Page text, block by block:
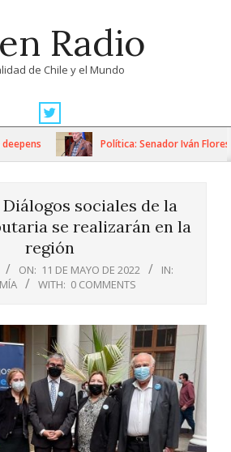
Radio
de Chile y el Mundo
Política: Senador Iván Flores
Diálogos sociales de la
se realizarán en la
región
ON: 11 DE MAYO DE 2022
IN:
WITH: 0 COMMENTS